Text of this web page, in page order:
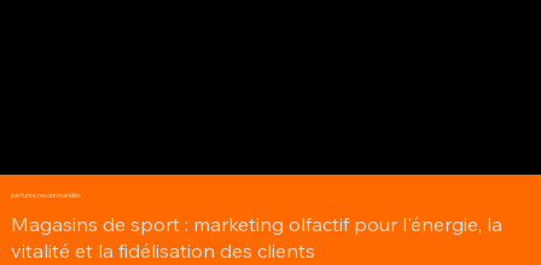
parfums recommandés
Magasins de sport : marketing olfactif pour l'énergie, la
vitalité et la fidélisation des clients